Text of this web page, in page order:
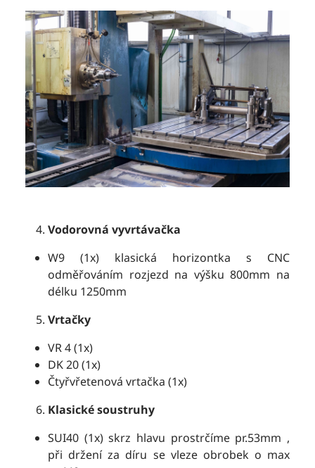
Vodorovná vyvrtávačka
W9 (1x) klasická horizontka s CNC
odměřováním rozjezd na výšku 800mm na
délku 1250mm
Vrtačky
VR 4 (1x)
DK 20 (1x)
Čtyřvřetenová vrtačka (1x)
Klasické soustruhy
SUI40 (1x) skrz hlavu prostrčíme pr.53mm ,
při držení za díru se vleze obrobek o max